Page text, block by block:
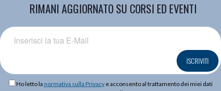
RIMANI AGGIORNATO SU CORSI ED EVENTI
ISCRIVITI
Ho letto la normativa sulla Privacye acconsento al trattamento dei miei dati